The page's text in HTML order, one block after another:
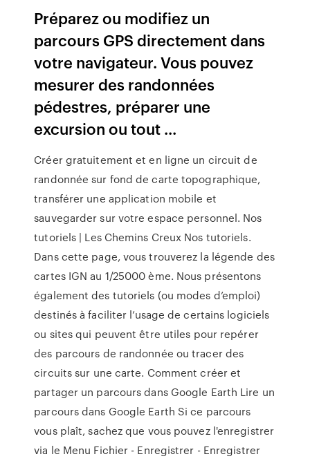
Préparez ou modifiez un
parcours GPS directement dans
votre navigateur. Vous pouvez
mesurer des randonnées
pédestres, préparer une
excursion ou tout ...
Créer gratuitement et en ligne un circuit de
randonnée sur fond de carte topographique,
transférer une application mobile et
sauvegarder sur votre espace personnel. Nos
tutoriels | Les Chemins Creux Nos tutoriels.
Dans cette page, vous trouverez la légende des
cartes IGN au 1/25000 ème. Nous présentons
également des tutoriels (ou modes d’emploi)
destinés à faciliter l’usage de certains logiciels
ou sites qui peuvent être utiles pour repérer
des parcours de randonnée ou tracer des
circuits sur une carte. Comment créer et
partager un parcours dans Google Earth Lire un
parcours dans Google Earth Si ce parcours
vous plaît, sachez que vous pouvez l'enregistrer
via le Menu Fichier - Enregistrer - Enregistrer